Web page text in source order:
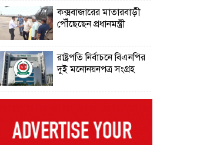
কক্সবাজারের মাতারবাড়ী
পৌঁছেছেন প্রধানমন্ত্রী
রাষ্ট্রপতি নির্বাচনে বিএনপির
দুই মনোনয়নপত্র সংগ্রহ
দিল্লিতে শেখ হাসিনা বিতর্ক:
টানাপোড়েন কি বাড়ছে?